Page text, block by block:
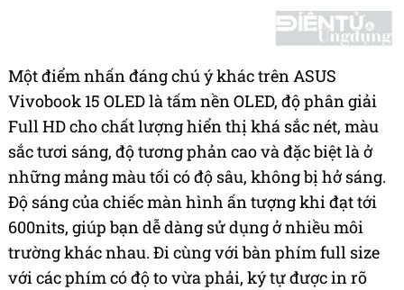
Một điểm nhấn đáng chú ý khác trên ASUS
Vivobook 15 OLED là tấm nền OLED, độ phân giải
Full HD cho chất lượng hiển thị khá sắc nét, màu
sắc tươi sáng, độ tương phản cao và đặc biệt là ở
những mảng màu tối có độ sâu, không bị hở sáng.
Độ sáng của chiếc màn hình ấn tượng khi đạt tới
600nits, giúp bạn dễ dàng sử dụng ở nhiều môi
trường khác nhau. Đi cùng với bàn phím full size
với các phím có độ to vừa phải, ký tự được in rõ